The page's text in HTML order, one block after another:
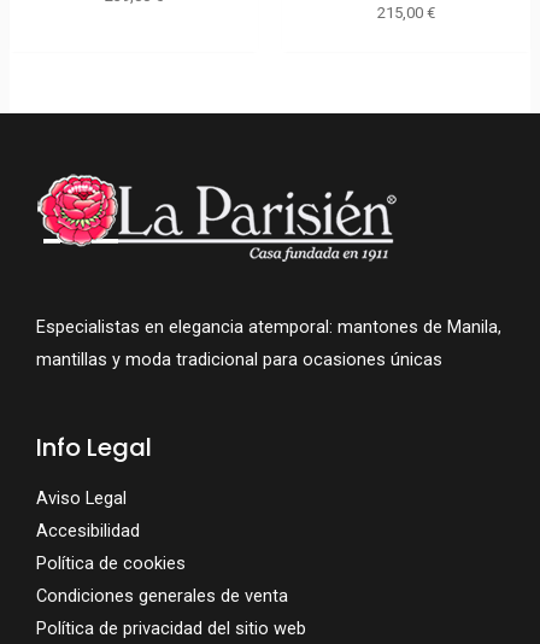
215,00€
Especialistas en elegancia atemporal: mantones de Manila,
mantillas y moda tradicional para ocasiones únicas
Info Legal
Aviso Legal
Accesibilidad
Política de cookies
Condiciones generales de venta
Política de privacidad del sitio web